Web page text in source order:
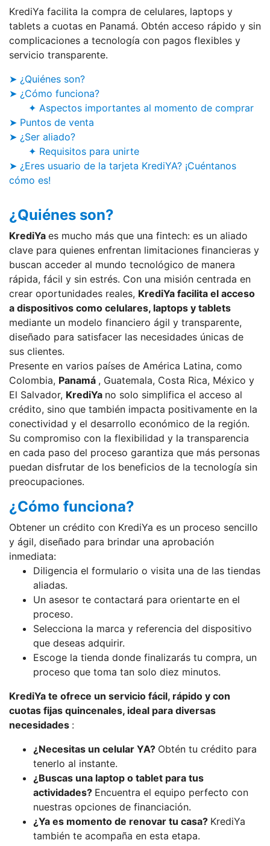
KrediYa facilita la compra de celulares, laptops y
tablets a cuotas en Panamá. Obtén acceso rápido y sin
complicaciones a tecnología con pagos flexibles y
servicio transparente.
➤ ¿Quiénes son?
➤ ¿Cómo funciona?
✦ Aspectos importantes al momento de comprar
➤ Puntos de venta
➤ ¿Ser aliado?
✦ Requisitos para unirte
➤ ¿Eres usuario de la tarjeta KrediYA? ¡Cuéntanos
cómo es!
¿Quiénes son?
KrediYa es mucho más que una fintech: es un aliado
clave para quienes enfrentan limitaciones financieras y
buscan acceder al mundo tecnológico de manera
rápida, fácil y sin estrés. Con una misión centrada en
crear oportunidades reales, KrediYa facilita el acceso
a dispositivos como celulares, laptops y tablets
mediante un modelo financiero ágil y transparente,
diseñado para satisfacer las necesidades únicas de
sus clientes.
Presente en varios países de América Latina, como
Colombia, Panamá , Guatemala, Costa Rica, México y
El Salvador, KrediYa no solo simplifica el acceso al
crédito, sino que también impacta positivamente en la
conectividad y el desarrollo económico de la región.
Su compromiso con la flexibilidad y la transparencia
en cada paso del proceso garantiza que más personas
puedan disfrutar de los beneficios de la tecnología sin
preocupaciones.
¿Cómo funciona?
Obtener un crédito con KrediYa es un proceso sencillo
y ágil, diseñado para brindar una aprobación
inmediata:
Diligencia el formulario o visita una de las tiendas
aliadas.
Un asesor te contactará para orientarte en el
proceso.
Selecciona la marca y referencia del dispositivo
que deseas adquirir.
Escoge la tienda donde finalizarás tu compra, un
proceso que toma tan solo diez minutos.
KrediYa te ofrece un servicio fácil, rápido y con
cuotas fijas quincenales, ideal para diversas
necesidades :
¿Necesitas un celular YA? Obtén tu crédito para
tenerlo al instante.
¿Buscas una laptop o tablet para tus
actividades? Encuentra el equipo perfecto con
nuestras opciones de financiación.
¿Ya es momento de renovar tu casa? KrediYa
también te acompaña en esta etapa.